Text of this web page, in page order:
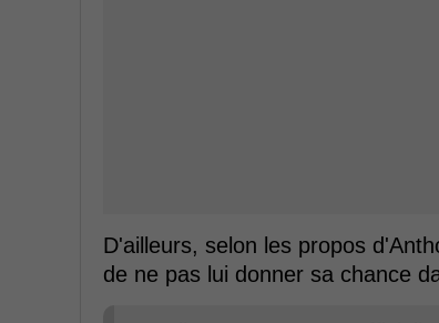
D'ailleurs, selon les propos
de ne pas lui donner sa chance